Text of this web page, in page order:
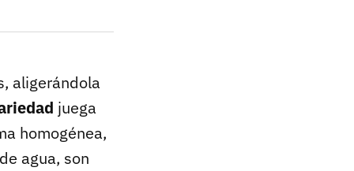
aligerándola
juega
homogénea,
agua, son